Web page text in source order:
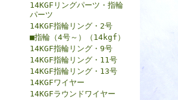
14KGFリングパーツ・指輪
パーツ
14KGF指輪リング・2号
■指輪（4号～）（14kgf）
14KGF指輪リング・9号
14KGF指輪リング・11号
14KGF指輪リング・13号
14KGFワイヤー
14KGFラウンドワイヤー